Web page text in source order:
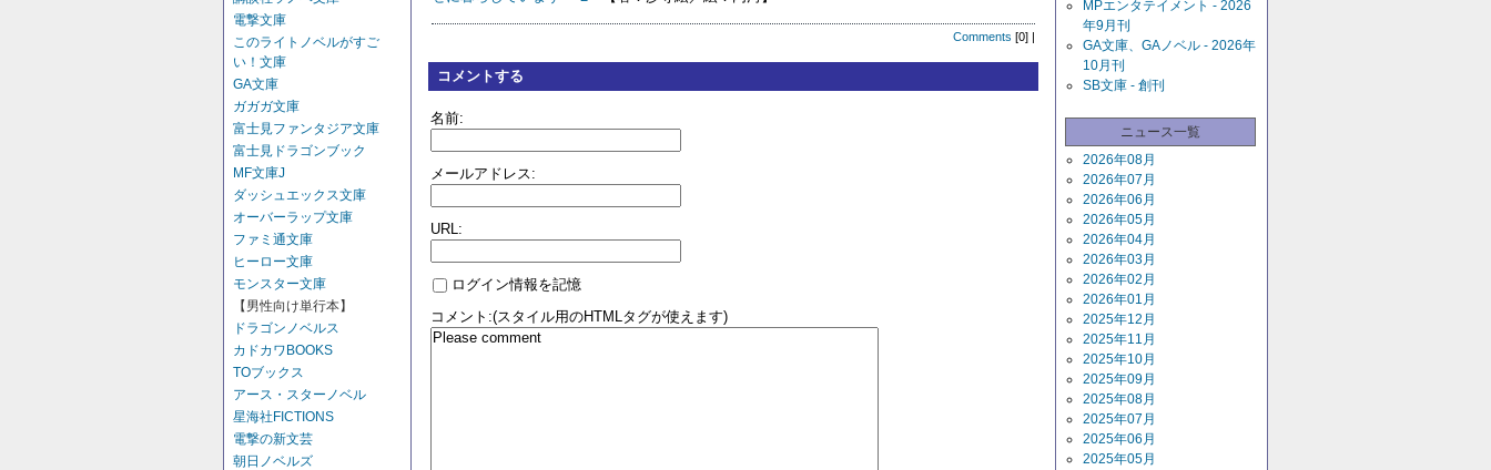
電撃文庫
このライトノベルがすご
い！文庫
GA文庫
ガガガ文庫
富士見ファンタジア文庫
富士見ドラゴンブック
MF文庫J
ダッシュエックス文庫
オーバーラップ文庫
ファミ通文庫
ヒーロー文庫
モンスター文庫
【男性向け単行本】
ドラゴンノベルス
カドカワBOOKS
TOブックス
アース・スターノベル
星海社FICTIONS
電撃の新文芸
朝日ノベルズ
Comments [0] |
コメントする
名前:
メールアドレス:
URL:
ログイン情報を記憶
コメント:(スタイル用のHTMLタグが使えます)
MPエンタテイメント - 2026
年9月刊
GA文庫、GAノベル - 2026年
10月刊
SB文庫 - 創刊
ニュース一覧
2026年08月
2026年07月
2026年06月
2026年05月
2026年04月
2026年03月
2026年02月
2026年01月
2025年12月
2025年11月
2025年10月
2025年09月
2025年08月
2025年07月
2025年06月
2025年05月